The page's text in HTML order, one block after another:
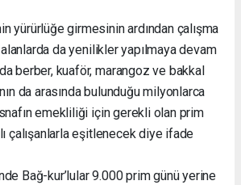
yürürlüğe girmesinin ardından çalışma
alanlarda da yenilikler yapılmaya devam
berber, kuaför, marangoz ve bakkal
da arasında bulunduğu milyonlarca
emekliliği için gerekli olan prim
çalışanlarla eşitlenecek diye ifade
Bağ-kur’lular 9.000 prim günü yerine